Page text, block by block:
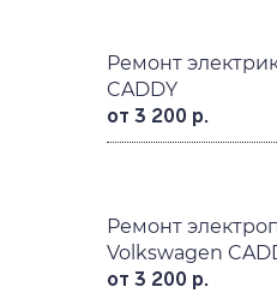
Ремонт
CADDY
от 3 200 р.
Ремонт
Volkswagen
от 3 200 р.